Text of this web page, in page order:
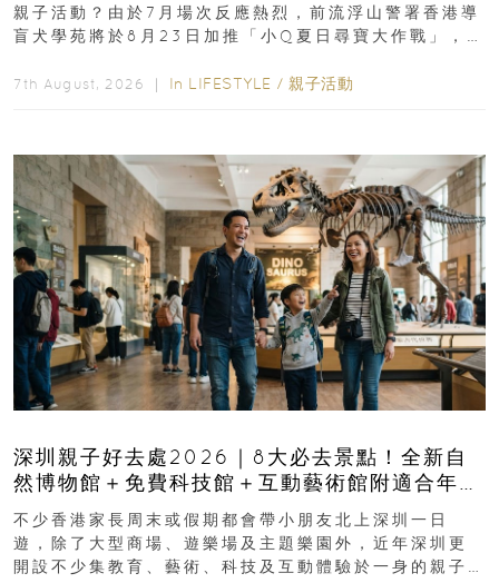
親子活動？由於7月場次反應熱烈，前流浮山警署香港導
盲犬學苑將於8月23日加推「小Q夏日尋寶大作戰」，家
7th August, 2026 ｜ In LIFESTYLE / 親子活動
深圳親子好去處2026｜8大必去景點！全新自
然博物館＋免費科技館＋互動藝術館附適合年
齡、交通、門票、開放時間
不少香港家長周末或假期都會帶小朋友北上深圳一日
遊，除了大型商場、遊樂場及主題樂園外，近年深圳更
開設不少集教育、藝術、科技及互動體驗於一身的親子